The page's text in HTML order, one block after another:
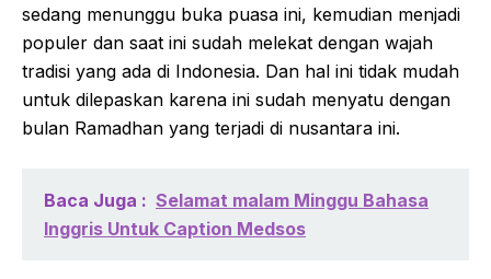
sedang menunggu buka puasa ini, kemudian menjadi
populer dan saat ini sudah melekat dengan wajah
tradisi yang ada di Indonesia. Dan hal ini tidak mudah
untuk dilepaskan karena ini sudah menyatu dengan
bulan Ramadhan yang terjadi di nusantara ini.
Baca Juga : Selamat malam Minggu Bahasa
Inggris Untuk Caption Medsos